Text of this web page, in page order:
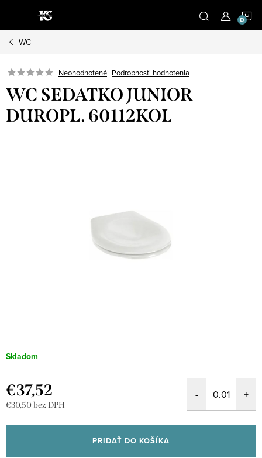
obsah
WC
Neohodnotené Podrobnosti hodnotenia
WC SEDATKO JUNIOR
DUROPL. 60112KOL
Skladom
€37,52
€30,50 bez DPH
cena:
PRIDAŤ DO KOŠÍKA